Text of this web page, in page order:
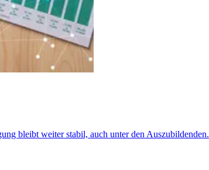
bleibt weiter stabil, auch unter den Auszubildenden.